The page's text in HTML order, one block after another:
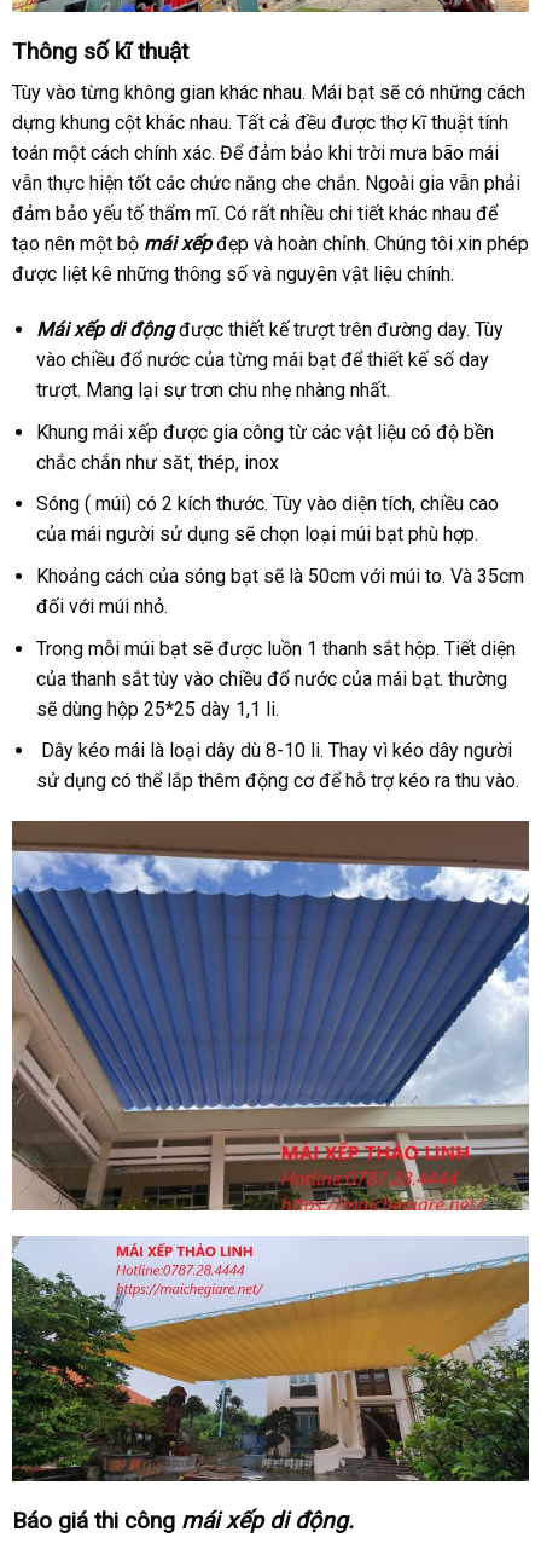
Thông số kĩ thuật
Tùy vào từng không gian khác nhau. Mái bạt sẽ có những cách
dựng khung cột khác nhau. Tất cả đều được thợ kĩ thuật tính
toán một cách chính xác. Để đảm bảo khi trời mưa bão mái
vẫn thực hiện tốt các chức năng che chắn. Ngoài gia vẫn phải
đảm bảo yếu tố thẩm mĩ. Có rất nhiều chi tiết khác nhau để
tạo nên một bộ mái xếpđẹp và hoàn chỉnh. Chúng tôi xin phép
được liệt kê những thông số và nguyên vật liệu chính.
Mái xếp di độngđược thiết kế trượt trên đường day. Tùy
vào chiều đổ nước của từng mái bạt để thiết kế số day
trượt. Mang lại sự trơn chu nhẹ nhàng nhất.
Khung mái xếp được gia công từ các vật liệu có độ bền
chắc chắn như săt, thép, inox
Sóng ( múi) có 2 kích thước. Tùy vào diện tích, chiều cao
của mái người sử dụng sẽ chọn loại múi bạt phù hợp.
Khoảng cách của sóng bạt sẽ là 50cm với múi to. Và 35cm
đối với múi nhỏ.
Trong mỗi múi bạt sẽ được luồn 1 thanh sắt hộp. Tiết diện
của thanh sắt tùy vào chiều đổ nước của mái bạt. thường
sẽ dùng hộp 25*25 dày 1,1 li.
Dây kéo mái là loại dây dù 8-10 li. Thay vì kéo dây người
sử dụng có thể lắp thêm động cơ để hỗ trợ kéo ra thu vào.
Báo giá thi công mái xếp di động.